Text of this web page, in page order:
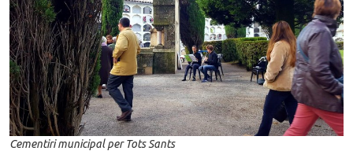
Cementiri municipal per Tots Sants